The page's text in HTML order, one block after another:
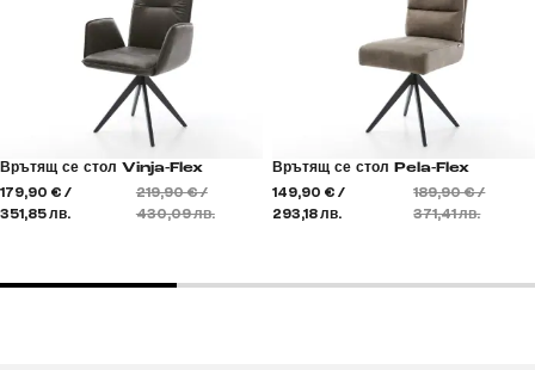
Врътящ се стол Vinja-Flex
179,90 € /
351,85 лв.
219,90 € /
430,09 лв.
Врътящ се стол Pela-Flex
149,90 € /
293,18 лв.
189,90 € /
371,41 лв.